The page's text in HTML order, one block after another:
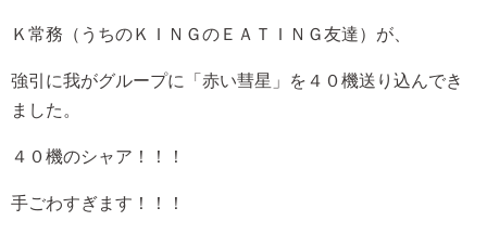
Ｋ常務（うちのＫＩＮＧのＥＡＴＩＮＧ友達）が、
強引に我がグループに「赤い彗星」を４０機送り込んでき
ました。
４０機のシャア！！！
手ごわすぎます！！！